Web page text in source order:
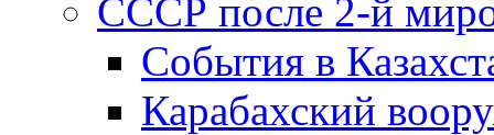
СССР после 2-й
События в
Карабахский